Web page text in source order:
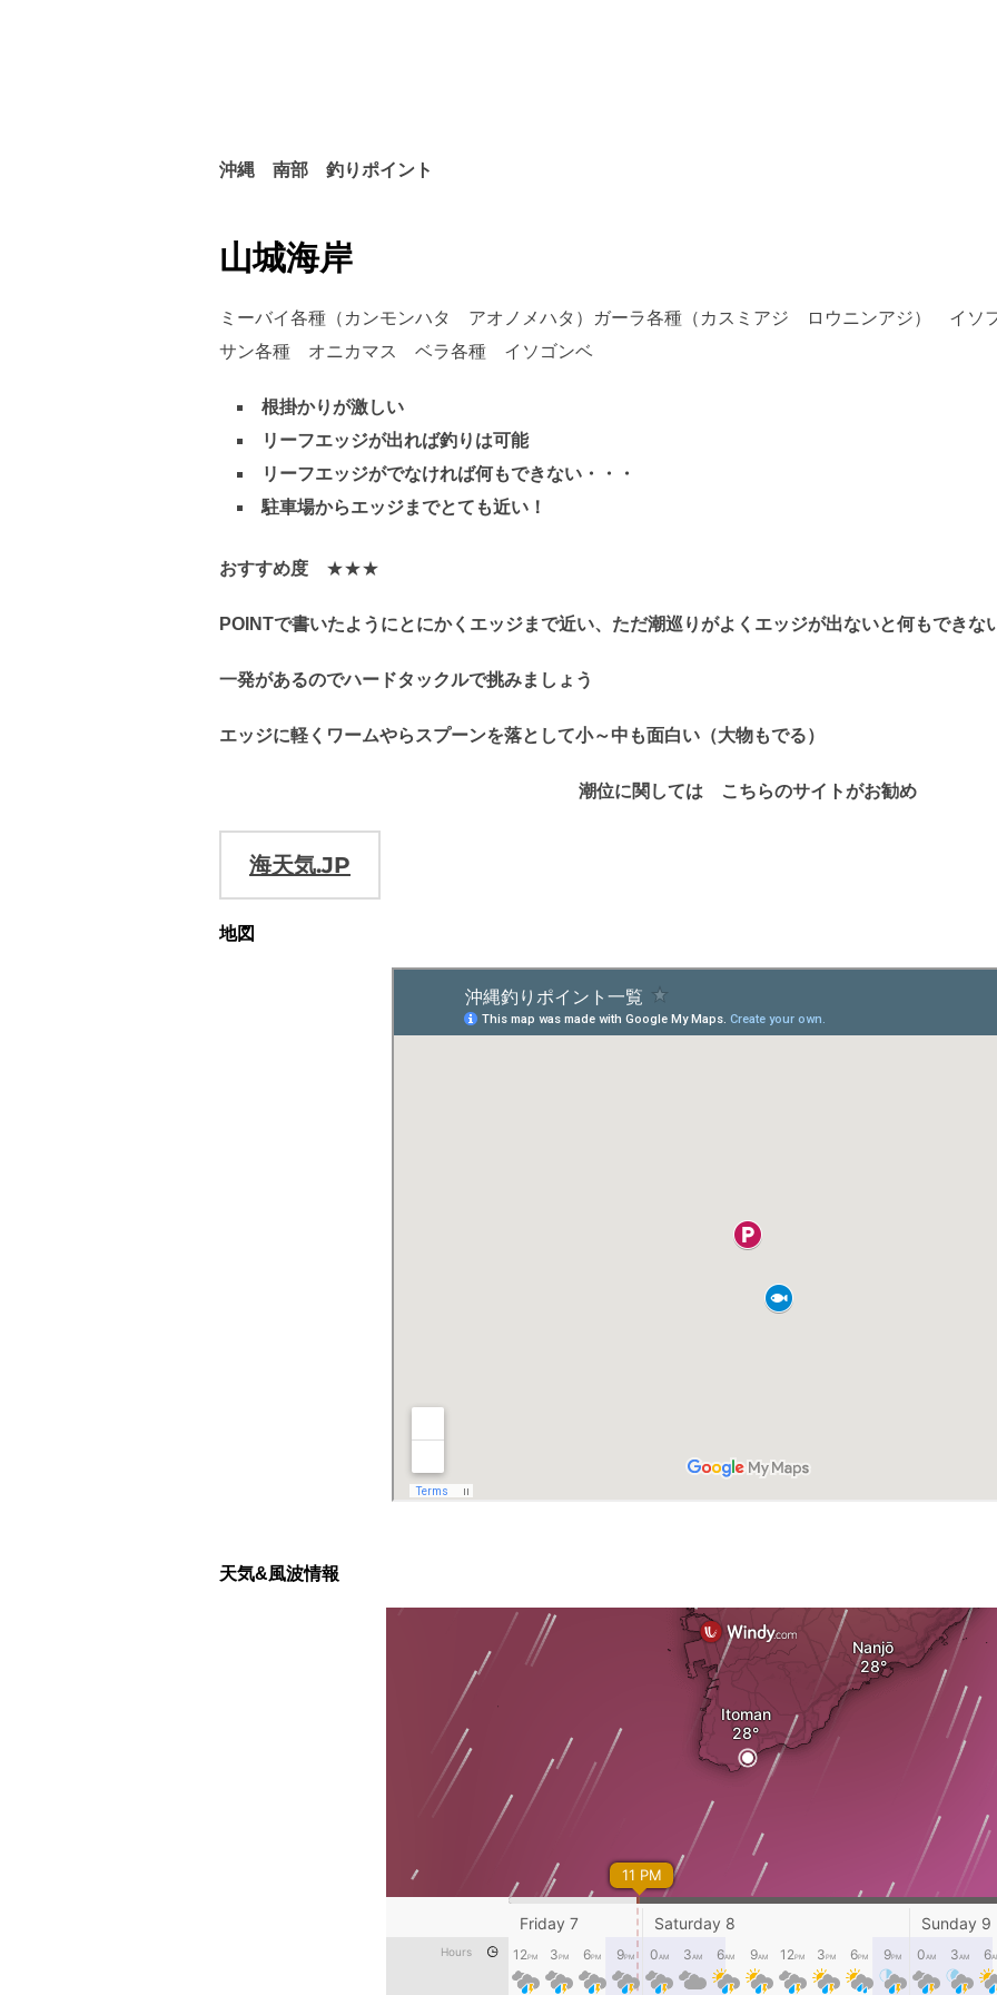
沖縄 南部 釣りポイント
山城海岸
ミーバイ各種（カンモンハタ アオノメハタ）ガーラ各種（カスミアジ ロウニンアジ） イ
サン各種 オニカマス
ベラ各種 イソゴンベ
根掛かりが激しい
リーフエッジが出れば釣りは可能
リーフエッジがでなければ何もできない・・・
駐車場からエッジまでとても近い！
おすすめ度 ★★★
POINTで書いたようにとにかくエッジまで近い、ただ潮巡りがよくエッジが出ないと何もできな
一発があるのでハードタックルで挑みましょう
エッジに軽くワームやらスプーンを落として小～中も面白い（大物もでる）
潮位に関しては こちらのサイトがお勧め
海天気.JP
地図
天気&風波情報